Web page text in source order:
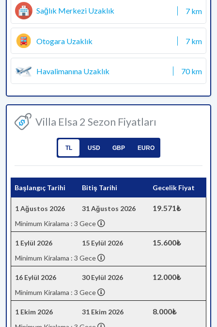
Sağlık Merkezi Uzaklık 7 km
Otogara Uzaklık 7 km
Havalimanına Uzaklık 70 km
Villa Elsa 2 Sezon Fiyatları
TL USD GBP EURO
Başlangıç Tarihi Bitiş Tarihi Gecelik Fiyat
1 Ağustos 2026 31 Ağustos 2026 19.571₺
Minimum Kiralama : 3 Gece
1 Eylül 2026 15 Eylül 2026 15.600₺
Minimum Kiralama : 3 Gece
16 Eylül 2026 30 Eylül 2026 12.000₺
Minimum Kiralama : 3 Gece
1 Ekim 2026 31 Ekim 2026 8.000₺